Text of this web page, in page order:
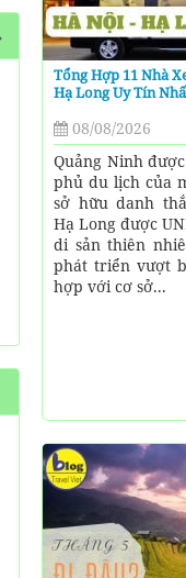
Tổng Hợp 11 Nhà
Hạ Long Uy Tín
08/08/2026
Quảng Ninh
phủ du lịch của
sở hữu danh
Hạ Long được
di sản thiên
phát triển vượt
hợp với cơ sở...